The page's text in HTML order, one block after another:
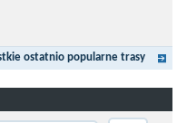
R-10, jest częścią sieci
dookoła Morza Bałtyckiego.
ostatnio popularne trasy